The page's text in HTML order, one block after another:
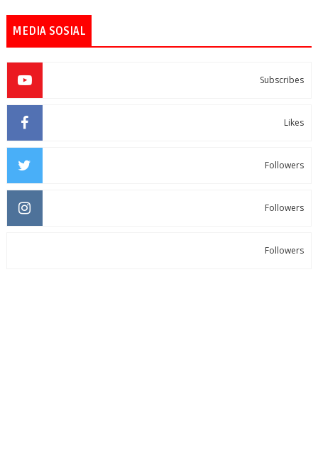
MEDIA SOSIAL
Subscribes
Likes
Followers
Followers
Followers